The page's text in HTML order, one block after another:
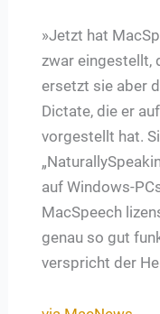
»Jetzt hat
zwar eingestellt,
ersetzt sie aber
Dictate, die er
vorgestellt hat.
auf Windows-
MacSpeech
genau so gut
verspricht der